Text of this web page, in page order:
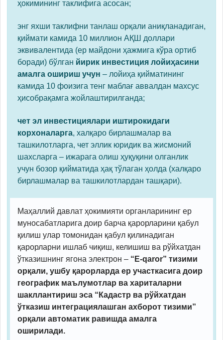
ҳокимининг таклифига асосан;
энг яхши таклифни танлаш орқали аниқланадиган,
қиймати камида 10 миллион АҚШ доллари
эквивалентида (ер майдони ҳажмига кўра ортиб
боради) бўлган йирик инвестиция лойиҳасини
амалга ошириш учун – лойиҳа қийматининг
камида 10 фоизига тенг маблағ аввалдан махсус
ҳисобрақамга жойлаштирилганда;
чет эл инвестициялари иштирокидаги
корхоналарга, халқаро бирлашмалар ва
ташкилотларга, чет эллик юридик ва жисмоний
шахсларга – ижарага олиш ҳуқуқини олганлик
учун бозор қийматида ҳақ тўлаган ҳолда (халқаро
бирлашмалар ва ташкилотлардан ташқари).
Маҳаллий давлат ҳокимияти органларининг ер
муносабатларига доир барча қарорларини қабул
қилиш улар томонидан қабул қилинадиган
қарорларни ишлаб чиқиш, келишиш ва рўйхатдан
ўтказишнинг ягона электрон – “E-qaror” тизими
орқали, ушбу қарорларда ер участкасига доир
географик маълумотлар ва хариталарни
шакллантириш эса “Кадастр ва рўйхатдан
ўтказиш интеграциялашган ахборот тизими”
орқали автоматик равишда амалга
оширилади.